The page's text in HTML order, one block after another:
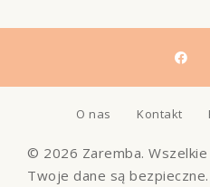
O nas Kontakt
© 2026 Zaremba.
Twoje dane są bezpieczne.